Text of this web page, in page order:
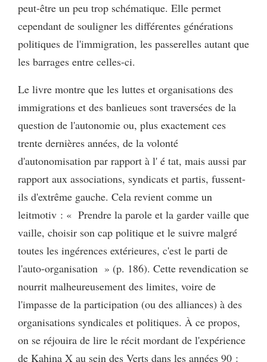
peut-être un peu trop schématique. Elle permet
cependant de souligner les différentes générations
politiques de l'immigration, les passerelles autant que
les barrages entre celles-ci.
Le livre montre que les luttes et organisations des
immigrations et des banlieues sont traversées de la
question de l'autonomie ou, plus exactement ces
trente dernières années, de la volonté
d'autonomisation par rapport à l' é tat, mais aussi par
rapport aux associations, syndicats et partis, fussent-
ils d'extrême gauche. Cela revient comme un
leitmotiv : « Prendre la parole et la garder vaille que
vaille, choisir son cap politique et le suivre malgré
toutes les ingérences extérieures, c'est le parti de
l'auto-organisation » (p. 186). Cette revendication se
nourrit malheureusement des limites, voire de
l'impasse de la participation (ou des alliances) à des
organisations syndicales et politiques. À ce propos,
on se réjouira de lire le récit mordant de l'expérience
de Kahina X au sein des Verts dans les années 90 :